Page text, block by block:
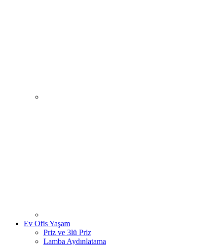
Ev Ofis Yaşam
Priz ve 3lü Priz
Lamba Aydınlatama